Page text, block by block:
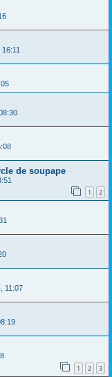
de soupape
1 2
11:07
1 2 3